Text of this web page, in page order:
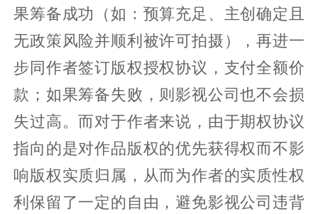
果筹备成功（如：预算充足、主创确定且
无政策风险并顺利被许可拍摄），再进一
步同作者签订版权授权协议，支付全额价
款；如果筹备失败，则影视公司也不会损
失过高。而对于作者来说，由于期权协议
指向的是对作品版权的优先获得权而不影
响版权实质归属，从而为作者的实质性权
利保留了一定的自由，避免影视公司违背